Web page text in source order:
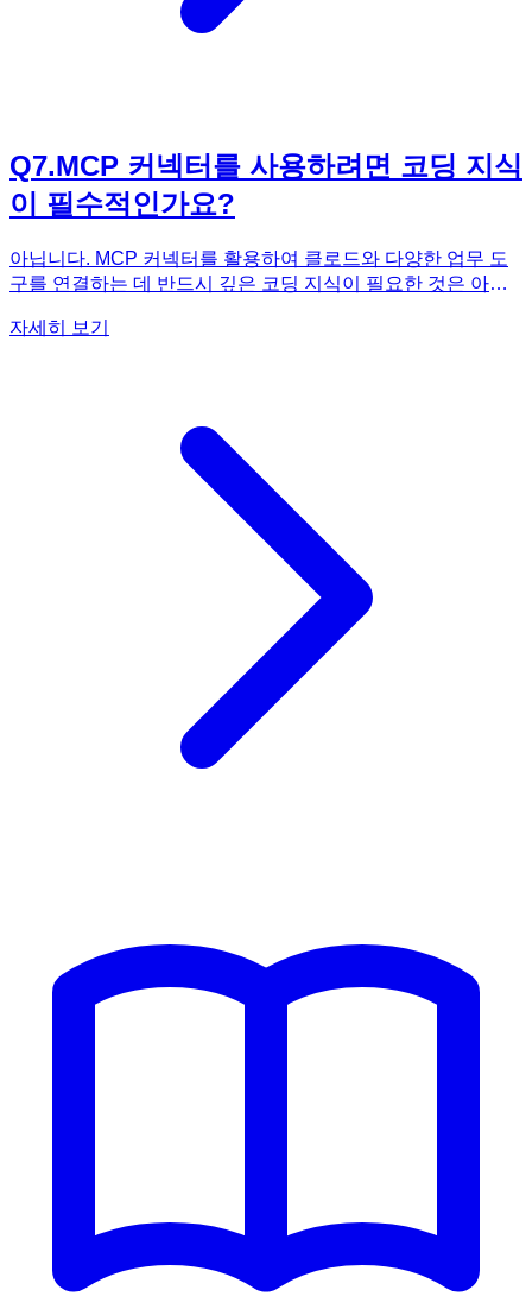
Q7.MCP 커넥터를 사용하려면 코딩 지식
이 필수적인가요?
아닙니다. MCP 커넥터를 활용하여 클로드와 다양한 업무 도
구를 연결하는 데 반드시 깊은 코딩 지식이 필요한 것은 아닙
는 기술적인 장벽 때문에 AI 활용을 망설였던 분들도 쉽게 따
서비스를 서로 연결하는 노코드/로우코드 플랫폼처럼, 복잡한
코딩 없이도 AI와 외부 도구 간의 연동을 가능하게 합니다. 책
에서 제공하는 31가지 실전 예제들은 대부분 GUI(그래픽 사용
자 인터페이스) 기반의 설정과 간단한 명령어 입력만으로 구
현 가능하도록 상세히 안내되어 있습니다. 따라서 코딩 경험이
전혀 없거나 부족한 분들도 책의 지시를 따라 차근차근 실습하
다 보면, 클로드와 노션, 엑셀, 구글 드라이브 등 다양한 업무
도구를 연동하여 자신만의 업무 자동화 시스템을 구축할 수 있
을 것입니다. 이 책은 코딩 지식 없이도 AI를 활용한 업무 자동
자세히 보기